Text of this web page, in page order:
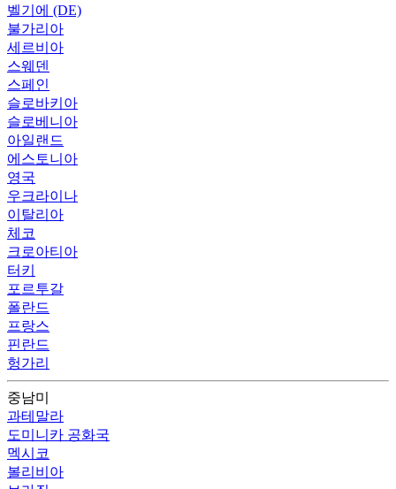
벨기에 (DE)
불가리아
세르비아
스웨덴
스페인
슬로바키아
슬로베니아
아일랜드
에스토니아
영국
우크라이나
이탈리아
체코
크로아티아
터키
포르투갈
폴란드
프랑스
핀란드
헝가리
중남미
과테말라
도미니카 공화국
멕시코
볼리비아